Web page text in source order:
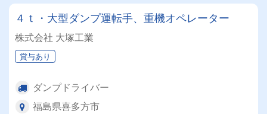
４ｔ・大型ダンプ運転手、重機オペレーター
株式会社 大塚工業
賞与あり
ダンプドライバー
福島県喜多方市